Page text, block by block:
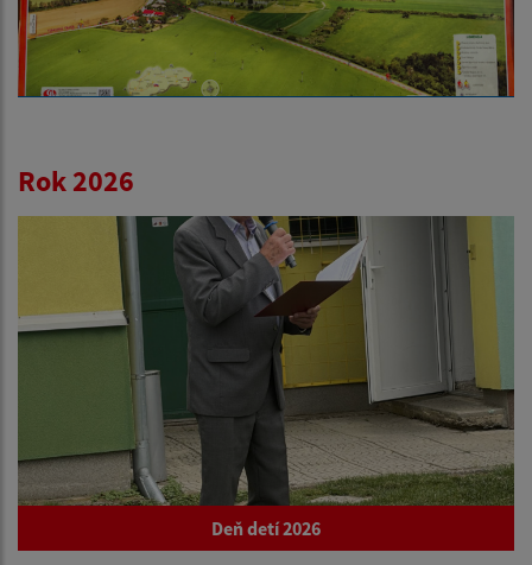
Rok 2026
Deň detí 2026